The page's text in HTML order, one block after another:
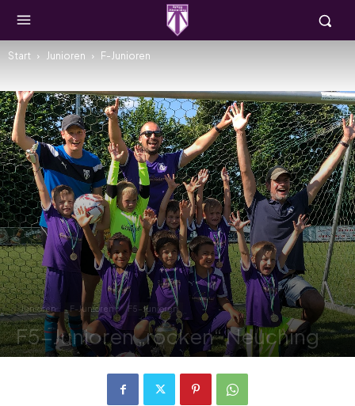
Start Junioren F-Junioren
Junioren F-Junioren F5-Junioren
F5-Junioren „rocken“ Neuching